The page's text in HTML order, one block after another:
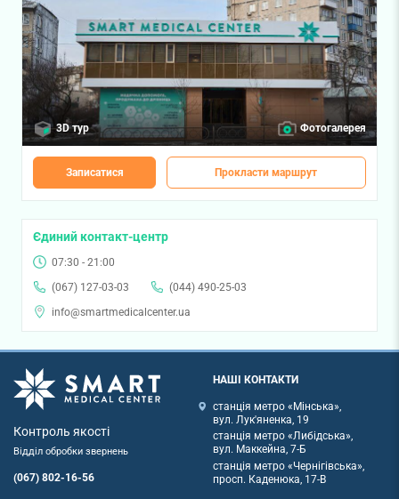
3D тур Фотогалерея
Записатися Прокласти маршрут
Єдиний контакт-центр
07:30 - 21:00
(067) 127-03-03
(044) 490-25-03
info@smartmedicalcenter.ua
Контроль якості
Відділ обробки звернень
(067) 802-16-56
НАШІ КОНТАКТИ
станція метро «Мінська»,
вул. Лук'яненка, 19
станція метро «Либідська»,
вул. Маккейна, 7-Б
станція метро «Чернігівська»,
просп. Каденюка, 17-В